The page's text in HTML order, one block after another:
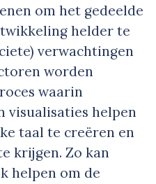
om het gedeelde
helder te
verwachtingen
worden
waarin
visualisaties helpen
taal te creëren en
krijgen. Zo kan
helpen om de